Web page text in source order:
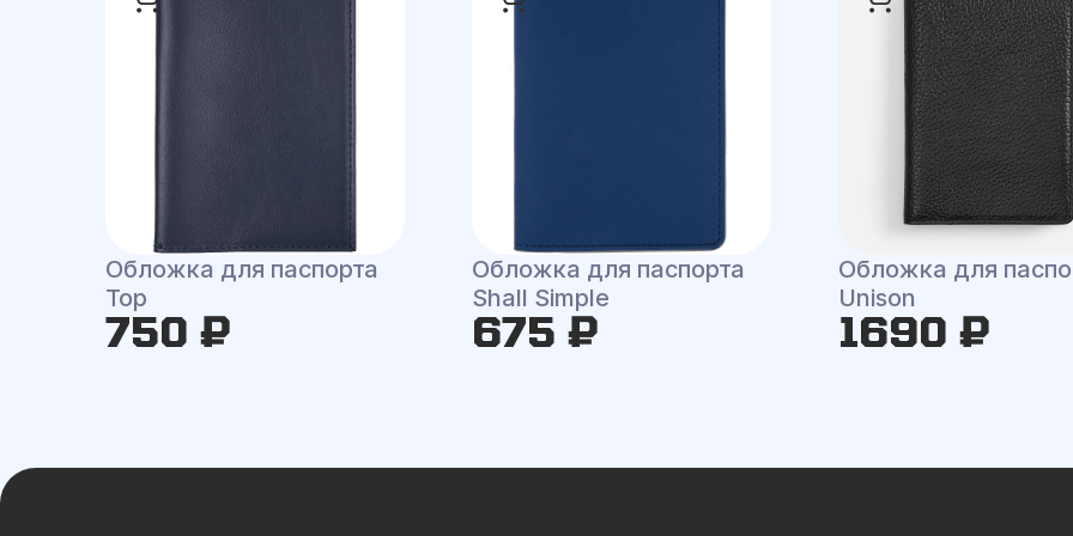
Обложка для паспорта
Top
750 ₽
Обложка для паспорта
Shall Simple
675 ₽
Обложка для
Unison
1690 ₽